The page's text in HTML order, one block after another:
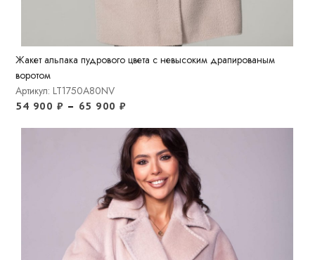
Жакет альпака пудрового цвета с невысоким драпированым
воротом
Артикул: LT1750A80NV
54 900 ₽ – 65 900₽